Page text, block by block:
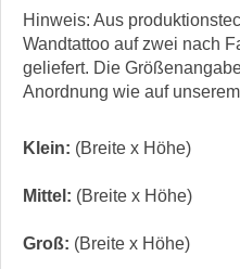
Hinweis: Aus
Wandtattoo auf zwei nach
geliefert. Die
Anordnung wie auf
Klein: (Breite x Höhe)
Mittel: (Breite x Höhe)
Groß: (Breite x Höhe)